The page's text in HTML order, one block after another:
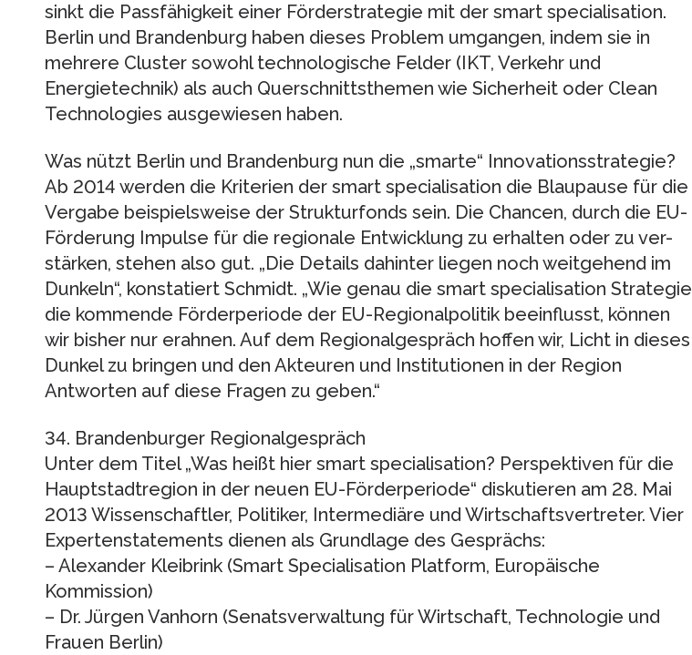
sinkt die Passfähigkeit einer Förderstrategie mit der smart specialisation.
Berlin und Brandenburg haben dieses Problem umgangen, indem sie in
mehrere Cluster sowohl technologische Felder (IKT, Verkehr und
Energietechnik) als auch Querschnittsthemen wie Sicherheit oder Clean
Technologies ausgewiesen haben.
Was nützt Berlin und Brandenburg nun die „smarte“ Innovationsstrategie?
Ab 2014 werden die Kriterien der smart specialisation die Blaupause für die
Vergabe beispielsweise der Strukturfonds sein. Die Chancen, durch die EU-
Förderung Impulse für die regionale Entwicklung zu erhalten oder zu ver-
stärken, stehen also gut. „Die Details dahinter liegen noch weitgehend im
Dunkeln“, konstatiert Schmidt. „Wie genau die smart specialisation Strategie
die kommende Förderperiode der EU-Regionalpolitik beeinflusst, können
wir bisher nur erahnen. Auf dem Regionalgespräch hoffen wir, Licht in dieses
Dunkel zu bringen und den Akteuren und Institutionen in der Region
Antworten auf diese Fragen zu geben.“
34. Brandenburger Regionalgespräch
Unter dem Titel „Was heißt hier smart specialisation? Perspektiven für die
Hauptstadtregion in der neuen EU-Förderperiode“ diskutieren am 28. Mai
2013 Wissenschaftler, Politiker, Intermediäre und Wirtschaftsvertreter. Vier
Expertenstatements dienen als Grundlage des Gesprächs:
– Alexander Kleibrink (Smart Specialisation Platform, Europäische
Kommission)
– Dr. Jürgen Vanhorn (Senatsverwaltung für Wirtschaft, Technologie und
Frauen Berlin)